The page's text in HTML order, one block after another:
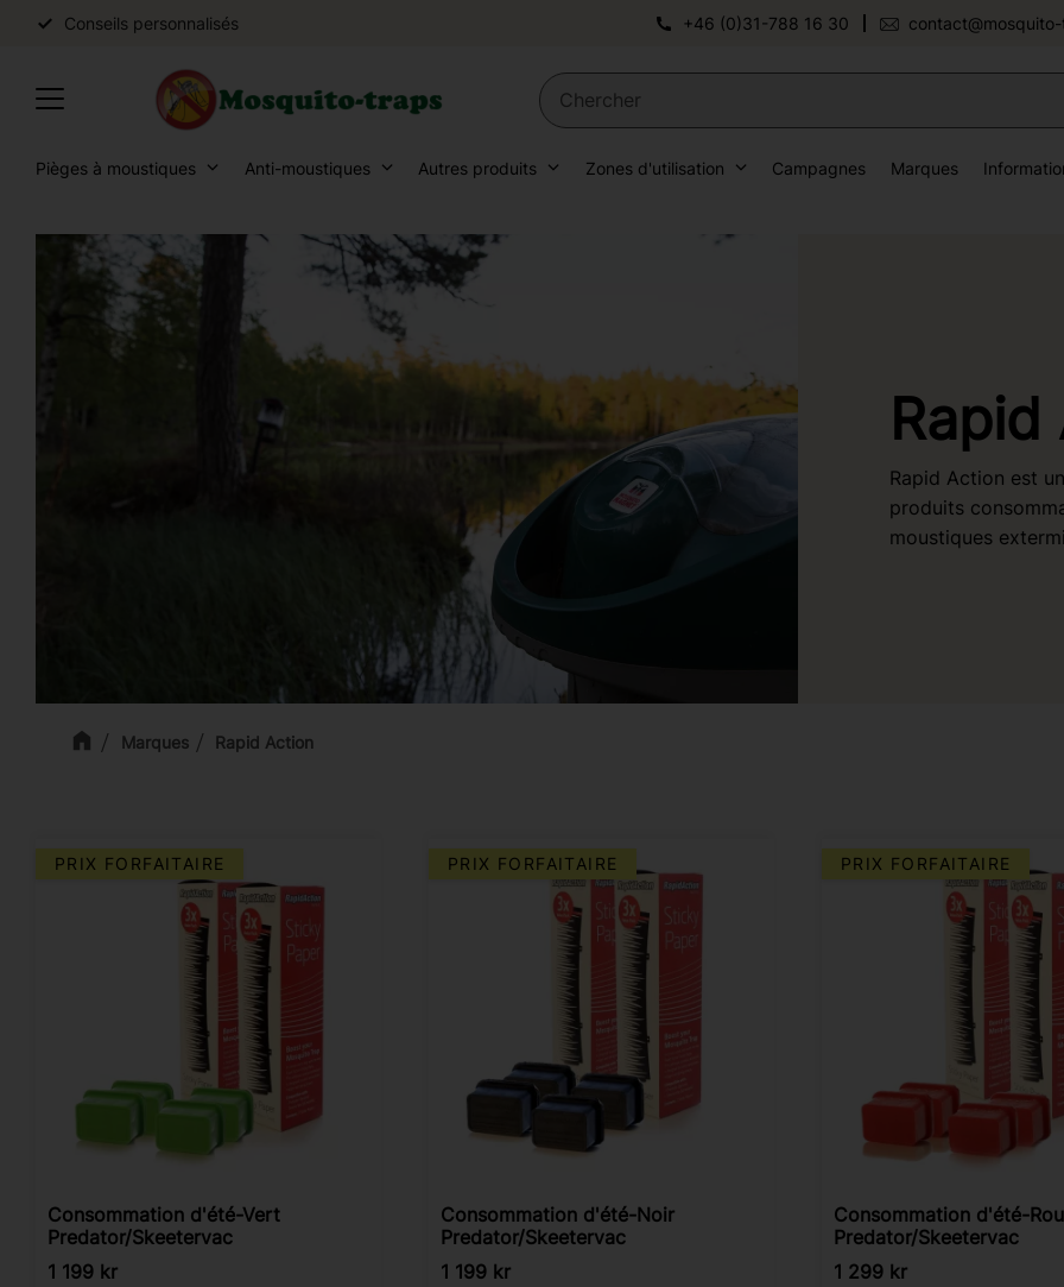
Conseils personnalisés +46 (0)31-788 16 30
Pièges à moustiques Anti-moustiques Autres produits Zones d'utilisation Campagnes Marques
Marques Rapid Action
Rapid Action est
produits
moustiques
Consommation d'été-Vert
Predator/Skeetervac
1 199 kr
PRIX FORFAITAIRE
Consommation d'été-Noir
Predator/Skeetervac
1 199 kr
PRIX FORFAITAIRE
Consommation d'été-
Predator/Skeetervac
1 299 kr
PRIX FORFAITAIRE